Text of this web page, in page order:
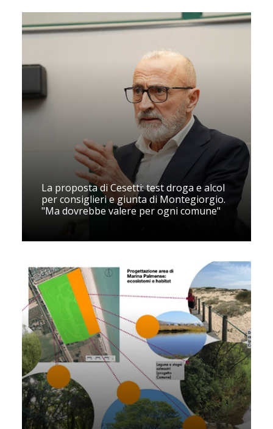
La proposta di Cesetti: test droga e alcol
per consiglieri e giunta di Montegiorgio.
"Ma dovrebbe valere per ogni comune"